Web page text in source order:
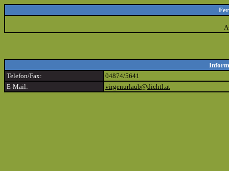
Telefon/Fax:
04874/5641
E-Mail:
virgenurlaub@dichtl.at